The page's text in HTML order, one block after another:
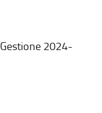
2024-